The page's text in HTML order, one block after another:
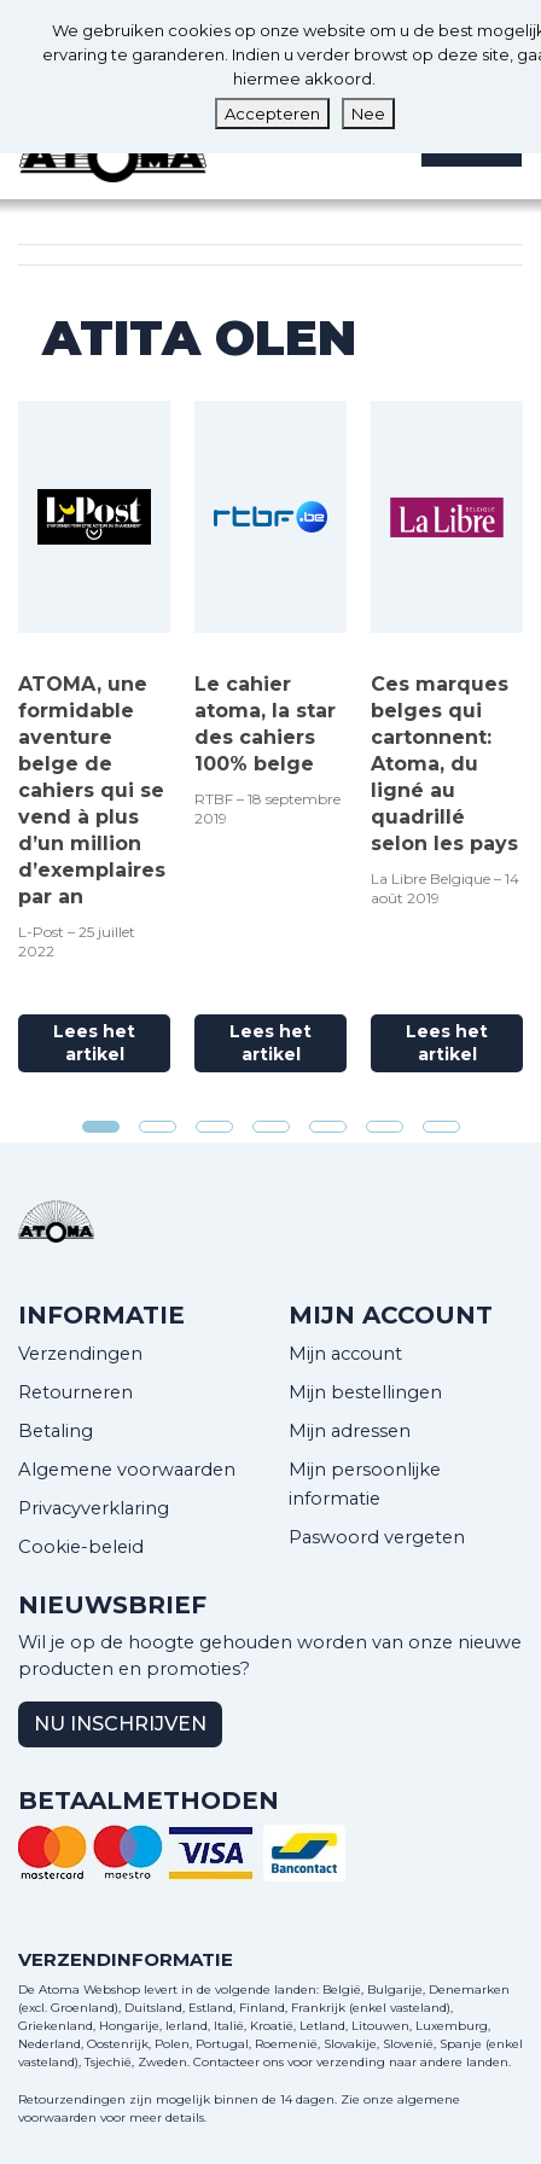
Nl
0 0
ATITA OLEN
ATOMA, une
formidable
aventure
belge de
cahiers qui se
vend à plus
d’un million
d’exemplaires
par an
L-Post – 25 juillet
2022
Lees het
artikel
Le cahier
atoma, la star
des cahiers
100% belge
RTBF – 18 septembre
2019
Lees het
artikel
Ces marques
belges qui
cartonnent:
Atoma, du
ligné au
quadrillé
selon les pays
La Libre Belgique – 14
août 2019
Lees het
artikel
INFORMATIE
Verzendingen
Retourneren
Betaling
Algemene voorwaarden
Privacyverklaring
Cookie-beleid
MIJN ACCOUNT
Mijn account
Mijn bestellingen
Mijn adressen
Mijn persoonlijke
informatie
Paswoord vergeten
NIEUWSBRIEF
Wil je op de hoogte gehouden worden van onze nieuwe
producten en promoties?
NU INSCHRIJVEN
BETAALMETHODEN
VERZENDINFORMATIE
De Atoma Webshop levert in de volgende landen: België, Bulgarije, Denemarken
(excl. Groenland), Duitsland, Estland, Finland, Frankrijk (enkel vasteland),
Griekenland, Hongarije, Ierland, Italië, Kroatië, Letland, Litouwen, Luxemburg,
Nederland, Oostenrijk, Polen, Portugal, Roemenië, Slovakije, Slovenië, Spanje (enkel
vasteland), Tsjechië, Zweden. Contacteer ons voor verzending naar andere landen.
Retourzendingen zijn mogelijk binnen de 14 dagen. Zie onze algemene
voorwaarden voor meer details.
We gebruiken cookies op onze website om u de best
ervaring te garanderen. Indien u verder browst op deze site,
hiermee akkoord.
Accepteren
Nee